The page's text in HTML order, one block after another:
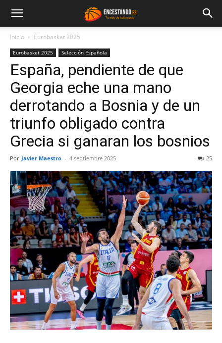
Inicio Eurobasket 2025
Eurobasket 2025 Selección Española
España, pendiente de que
Georgia eche una mano
derrotando a Bosnia y de un
triunfo obligado contra
Grecia si ganaran los bosnios
Por Javier Maestro - 4 septiembre 2025 25